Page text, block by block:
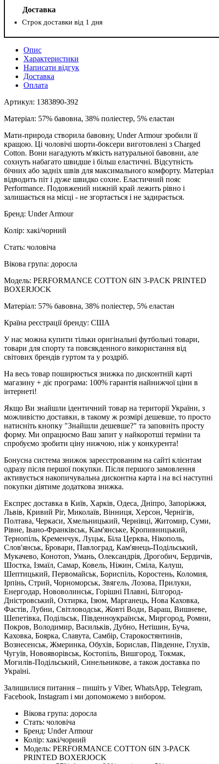
Доставка
Строк доставки від 1 дня
Опис
Характеристики
Написати відгук
Доставка
Оплата
Артикул: 1383890-392
Матеріал: 57% бавовна, 38% поліестер, 5% еластан
Мати-природа створила бавовну, Under Armour зробили її
кращою. Ці чоловічі шорти-боксери виготовлені з Charged
Cotton. Вони нагадують м'якість натуральної бавовни, але
сохнуть набагато швидше і більш еластичні. Відсутність
бічних або задніх швів для максимального комфорту. Матеріал
відводить піт і дуже швидко сохне. Еластичний пояс
Performance. Подовжений нижній край лежить рівно і
залишається на місці - не згортається і не задирається.
Бренд: Under Armour
Колір: хакі/чорний
Стать: чоловіча
Вікова група: доросла
Модель: PERFORMANCE COTTON 6IN 3-PACK PRINTED
BOXERJOCK
Матеріал: 57% бавовна, 38% поліестер, 5% еластан
Країна реєстрації бренду: США
У нас можна купити тільки оригінальні футбольні товари,
товари для спорту та повсякденного використання від
світових брендів гуртом та у роздріб.
На весь товар поширюється знижка по дисконтній карті
магазину + діє програма: 100% гарантія найнижчої ціни в
інтернеті!
Якщо Ви знайшли ідентичний товар на території України, з
можливістю доставки, в такому ж розмірі дешевше, то просто
натисніть кнопку "Знайшли дешевше?" та заповніть просту
форму. Ми опрацюємо Ваш запит у найкоротші терміни та
спробуємо зробити ціну нижчою, ніж у конкурента!
Бонусна система знижок зареєстрованим на сайті клієнтам
одразу після першої покупки. Після першого замовлення
активується накопичувальна дисконтна карта і на всі наступні
покупки діятиме додаткова знижка.
Експрес доставка в Київ, Харків, Одеса, Дніпро, Запоріжжя,
Львів, Кривий Ріг, Миколаїв, Вінниця, Херсон, Чернігів,
Полтава, Черкаси, Хмельницький, Чернівці, Житомир, Суми,
Рівне, Івано-Франківськ, Кам'янське, Кропивницький,
Тернопіль, Кременчук, Луцьк, Біла Церква, Нікополь,
Слов'янськ, Бровари, Павлоград, Кам'янець-Подільський,
Мукачево, Конотоп, Умань, Олександрія, Дрогобич, Бердичів,
Шостка, Ізмаїл, Самар, Ковель, Ніжин, Сміла, Калуш,
Шептицький, Первомайськ, Бориспіль, Коростень, Коломия,
Ірпінь, Стрий, Чорноморськ, Звягель, Лозова, Прилуки,
Енергодар, Нововолинськ, Горішні Плавні, Білгород-
Дністровський, Охтирка, Ізюм, Марганець, Нова Каховка,
Фастів, Лубни, Світловодськ, Жовті Води, Вараш, Вишневе,
Шепетівка, Подільськ, Південноукраїнськ, Миргород, Ромни,
Покров, Володимир, Васильків, Дубно, Нетішин, Буча,
Каховка, Боярка, Славута, Самбір, Старокостянтинів,
Вознесенськ, Жмеринка, Обухів, Борислав, Південне, Глухів,
Чугуїв, Новояворівськ, Костопіль, Вишгород, Токмак,
Могилів-Подільський, Синельникове, а також доставка по
Україні.
Залишилися питання – пишіть у Viber, WhatsApp, Telegram,
Facebook, Instagram і ми допоможемо з вибором.
Вікова група: доросла
Стать: чоловіча
Бренд: Under Armour
Колір: хакі/чорний
Модель: PERFORMANCE COTTON 6IN 3-PACK
PRINTED BOXERJOCK